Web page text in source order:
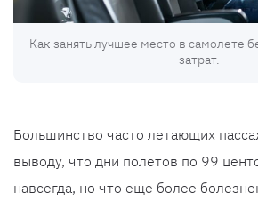
Как занять лучшее место в самолете
затрат.
Большинство часто летающих
выводу, что дни полетов по 99
навсегда, но что еще более